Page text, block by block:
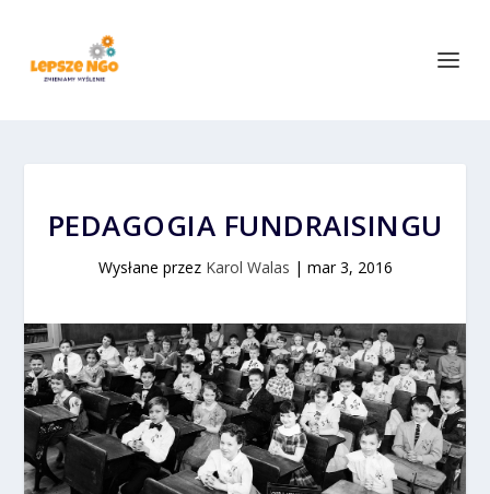
PEDAGOGIA FUNDRAISINGU
Wysłane przez Karol Walas | mar 3, 2016